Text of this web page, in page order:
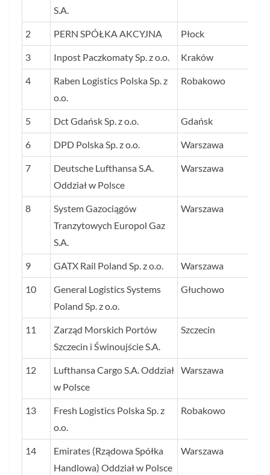
S.A.
2 PERN SPÓŁKA AKCYJNA Płock
3 Inpost Paczkomaty Sp. z o.o. Kraków
4
Raben Logistics Polska Sp. z
o.o.
Robakowo
5 Dct Gdańsk Sp. z o.o. Gdańsk
6 DPD Polska Sp. z o.o. Warszawa
7
Deutsche Lufthansa S.A.
Oddział w Polsce
Warszawa
8
System Gazociągów
Tranzytowych Europol Gaz
S.A.
Warszawa
9 GATX Rail Poland Sp. z o.o. Warszawa
10
General Logistics Systems
Poland Sp. z o.o.
Głuchowo
11
Zarząd Morskich Portów
Szczecin i Świnoujście S.A.
Szczecin
12
Lufthansa Cargo S.A. Oddział
w Polsce
Warszawa
13
Fresh Logistics Polska Sp. z
o.o.
Robakowo
14
Emirates (Rządowa Spółka
Handlowa) Oddział w Polsce
Warszawa